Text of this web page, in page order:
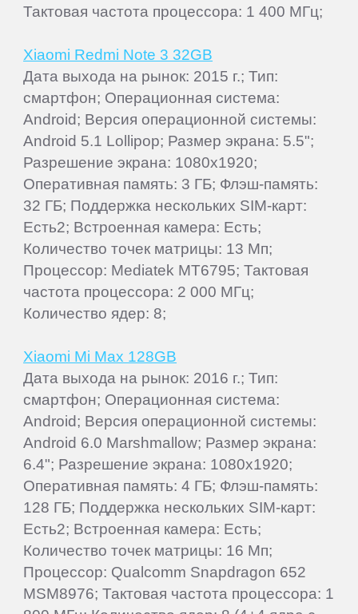
Тактовая частота процессора: 1 400 МГц;
Xiaomi Redmi Note 3 32GB
Дата выхода на рынок: 2015 г.; Тип:
смартфон; Операционная система:
Android; Версия операционной системы:
Android 5.1 Lollipop; Размер экрана: 5.5";
Разрешение экрана: 1080x1920;
Оперативная память: 3 ГБ; Флэш-память:
32 ГБ; Поддержка нескольких SIM-карт:
Есть2; Встроенная камера: Есть;
Количество точек матрицы: 13 Мп;
Процессор: Mediatek MT6795; Тактовая
частота процессора: 2 000 МГц;
Количество ядер: 8;
Xiaomi Mi Max 128GB
Дата выхода на рынок: 2016 г.; Тип:
смартфон; Операционная система:
Android; Версия операционной системы:
Android 6.0 Marshmallow; Размер экрана:
6.4"; Разрешение экрана: 1080x1920;
Оперативная память: 4 ГБ; Флэш-память:
128 ГБ; Поддержка нескольких SIM-карт:
Есть2; Встроенная камера: Есть;
Количество точек матрицы: 16 Мп;
Процессор: Qualcomm Snapdragon 652
MSM8976; Тактовая частота процессора: 1